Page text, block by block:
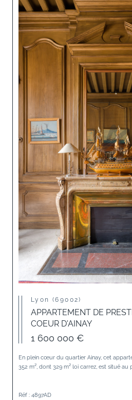
Lyon (69002)
APPARTEMENT DE
COEUR D'AINAY
1 600 000 €
En plein cœur du quartier Ainay, cet
352 m², dont 329 m² loi carrez, est situé au
Réf : 4897AD